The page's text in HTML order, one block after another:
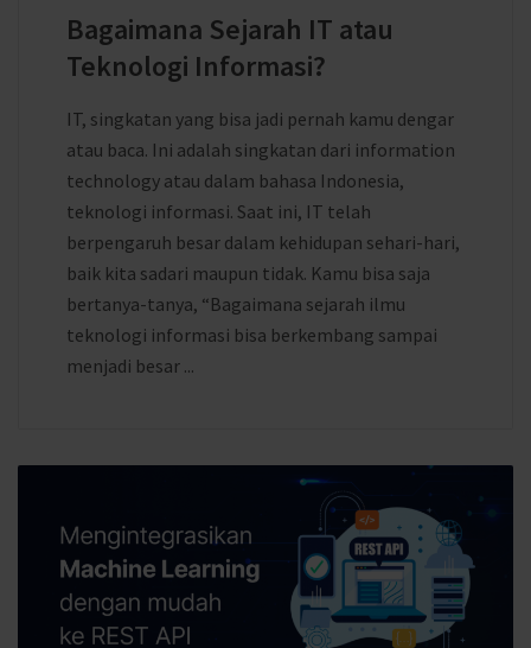
Bagaimana Sejarah IT atau
Teknologi Informasi?
IT, singkatan yang bisa jadi pernah kamu dengar
atau baca. Ini adalah singkatan dari information
technology atau dalam bahasa Indonesia,
teknologi informasi. Saat ini, IT telah
berpengaruh besar dalam kehidupan sehari-hari,
baik kita sadari maupun tidak. Kamu bisa saja
bertanya-tanya, “Bagaimana sejarah ilmu
teknologi informasi bisa berkembang sampai
menjadi besar ...